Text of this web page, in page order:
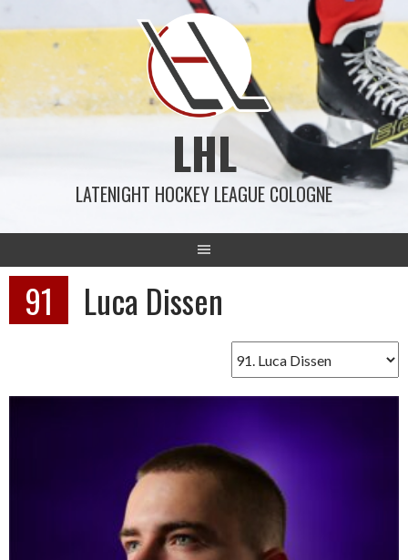
zum
LHL
LATENIGHT HOCKEY LEAGUE COLOGNE
91 Luca Dissen